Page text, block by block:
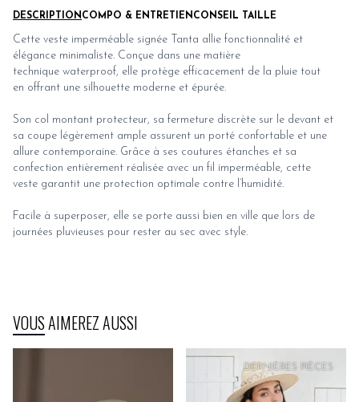
DESCRIPTIONCOMPO & ENTRETIENCONSEIL TAILLE
Cette veste imperméable signée Tanta allie fonctionnalité et
élégance minimaliste. Conçue dans une matière
technique waterproof, elle protège efficacement de la pluie tout
en offrant une silhouette moderne et épurée.
Son col montant protecteur, sa fermeture discrète sur le devant et
sa coupe légèrement ample assurent un porté confortable et une
allure contemporaine. Grâce à ses coutures étanches et sa
confection entièrement réalisée avec un fil imperméable, cette
veste garantit une protection optimale contre l’humidité.
Facile à superposer, elle se porte aussi bien en ville que lors de
journées pluvieuses pour rester au sec avec style.
VOUS AIMEREZ AUSSI
DERNIÈRES PIÈCES